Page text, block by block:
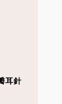
耳針